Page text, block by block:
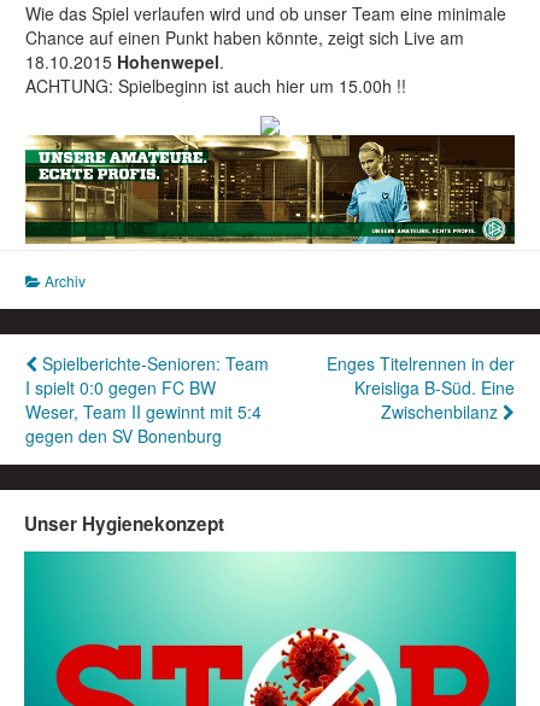
Wie das Spiel verlaufen wird und ob unser Team eine minimale
Chance auf einen Punkt haben könnte, zeigt sich Live am
18.10.2015 Hohenwepel.
ACHTUNG: Spielbeginn ist auch hier um 15.00h !!
Archiv
Beitragsnavigation
Spielberichte-Senioren: Team
I spielt 0:0 gegen FC BW
Weser, Team II gewinnt mit 5:4
gegen den SV Bonenburg
Enges Titelrennen in der
Kreisliga B-Süd. Eine
Zwischenbilanz
Unser Hygienekonzept